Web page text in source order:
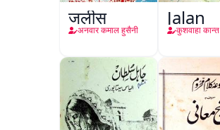
जलीस
अनवार कमाल हुसैनी
Jalan
कुशवाहा कान्त